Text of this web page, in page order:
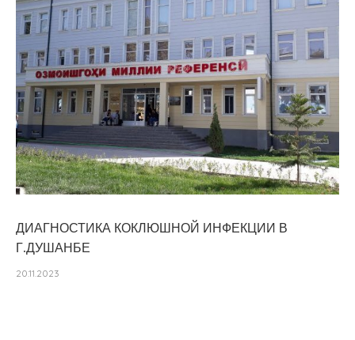
ДИАГНОСТИКА КОКЛЮШНОЙ ИНФЕКЦИИ В
Г.ДУШАНБЕ
20.11.2023